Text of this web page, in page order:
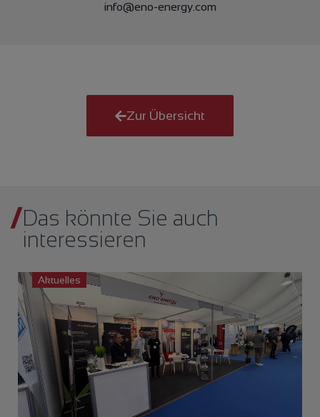
info@eno-energy.com
Zur Übersicht
Das könnte Sie auch
interessieren
Aktuelles